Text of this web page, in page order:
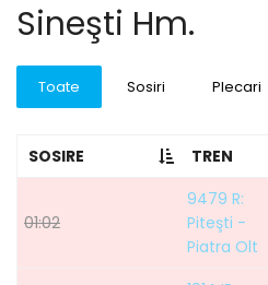
Sineşti Hm.
Toate Sosiri Plecari
SOSIRE TREN
01:02
9479 R:
Piteşti -
Piatra Olt